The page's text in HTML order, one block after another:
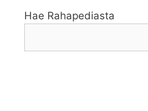
Hae Rahapediasta